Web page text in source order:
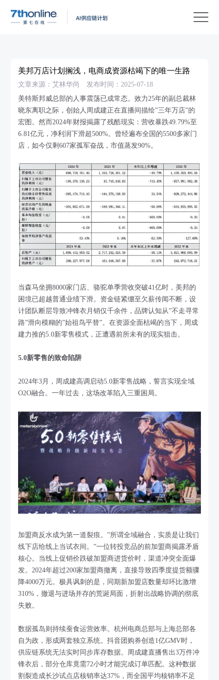
美邦万店计划搁浅，电商成资源枯竭下的唯一生路
文章来源：艾林华尚
发布时间：2025-07-18
美特斯邦威总部的人事震荡已成常态。效力25年的副总裁林
晓东离职之际，创始人周成建正在直播间描绘”三年万店”的
宏图。然而2024年财报揭露了残酷现实：营收暴跌49.79%至
6.81亿元，净利润下滑超500%。曾经遍布全国的5500多家门
店，如今仅剩607家孤军奋战，市值蒸发90%。
当森马坐拥8000家门店、骆驼单季营收突破41亿时，美邦的
困境已超越普通业绩下滑。资金链紧绷至欠薪传闻不断，设
计团队断层导致冲锋衣月销仅千余件，品牌认知从”不走寻常
路”滑向模糊的”始祖鸟平替”。在资源全面枯竭的当下，周成
建力推的5.0新零售模式，正遭遇前所未有的现实狙击。
5.0新零售的致命陷阱
2024年3月，周成建高调启动5.0新零售战略，誓言实现全域
O2O融合。一年过去，这场改革陷入三重困局。
加盟商反水成为第一道裂痕。”所谓全域融合，实质是让我们
线下店给线上当试衣间。”一位转投竞品的前加盟商揭露矛盾
核心。当线上促销价跌破加盟商进货价时，渠道冲突全面爆
发。2024年超过200家加盟商撤离，直接导致四季度提货额骤
降4000万元。极具讽刺的是，同期新加盟店数量却环比激增
310%，撤退与进场并存的荒诞局面，折射出战略协调的彻底
失败。
数据孤岛则持续蚕食运营效率。杭州电商总部与上海总部各
自为政，形成两套独立系统。抖音团购券创造1亿GMV时，
供应链系统无法实时同步库存数据。周成建直播售出3万件冲
锋衣后，部分仓库竟需72小时才能完成订单匹配。这种数据
割裂造成长沙试点店核销率达37%，而全国平均核销率不足